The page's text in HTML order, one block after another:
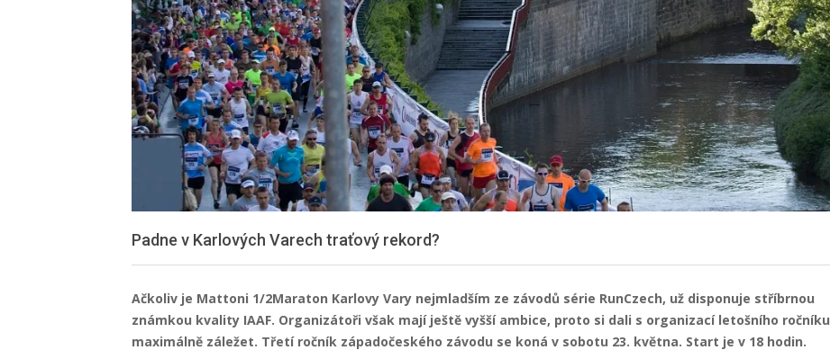
Padne v Karlových Varech traťový rekord?
Ačkoliv je Mattoni 1/2Maraton Karlovy Vary nejmladším ze závodů série RunCzech, už disponuje stříbrnou
známkou kvality IAAF. Organizátoři však mají ještě vyšší ambice, proto si dali s organizací letošního ročníku
maximálně záležet. Třetí ročník západočeského závodu se koná v sobotu 23. května. Start je v 18 hodin.